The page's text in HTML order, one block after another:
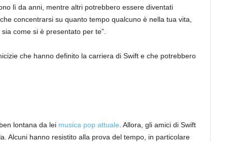
lì da anni, mentre altri potrebbero essere diventati
concentrarsi su quanto tempo qualcuno è nella tua vita,
come si è presentato per te”.
che hanno definito la carriera di Swift e che potrebbero
lontana da lei musica pop attuale. Allora, gli amici di Swift
Alcuni hanno resistito alla prova del tempo, in particolare